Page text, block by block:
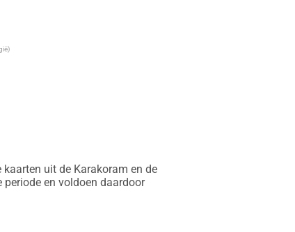
uit de Karakoram en de
en voldoen daardoor